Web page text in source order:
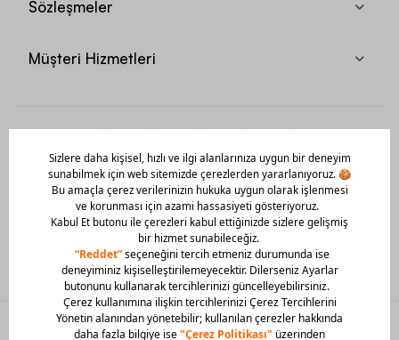
Sözleşmeler
Müşteri Hizmetleri
Mobil Uygulamamızı Hemen İndir!